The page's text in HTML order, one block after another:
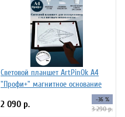
Световой планшет ArtPinOk А4
"Профи+" магнитное основание
2 090 р. -36 %
3 290 р.